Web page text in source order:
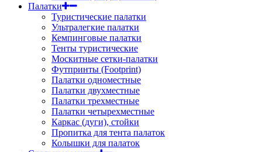
Палатки
Туристические палатки
Ультралегкие палатки
Кемпинговые палатки
Тенты туристические
Москитные сетки-палатки
Футпринты (Footprint)
Палатки одноместные
Палатки двухместные
Палатки трехместные
Палатки четырехместные
Каркас (дуги), стойки
Пропитка для тента палаток
Колышки для палаток